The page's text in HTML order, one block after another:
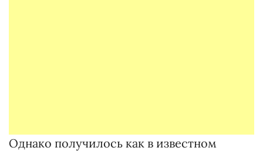
Однако получилось как в известном